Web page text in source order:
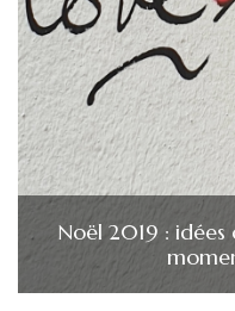
Noël 2019 : idées